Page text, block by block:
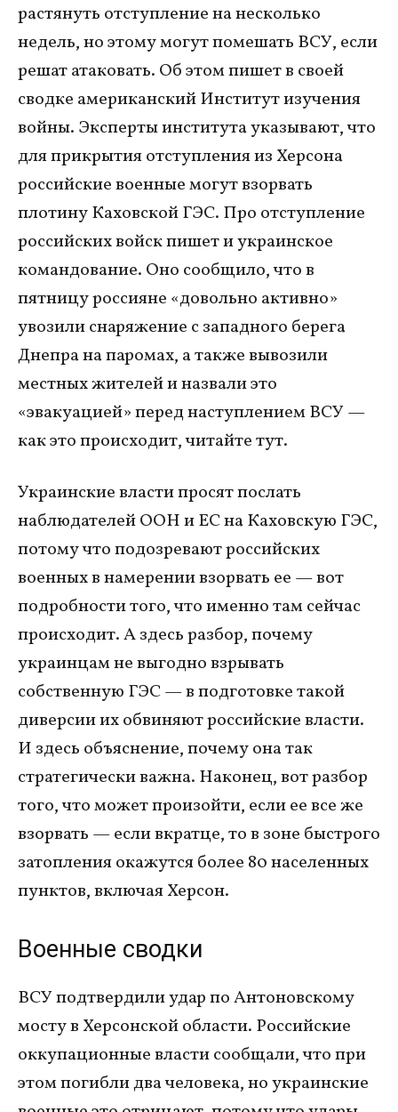
растянуть отступление на несколько
недель, но этому могут помешать ВСУ, если
решат атаковать. Об этом пишет в своей
сводке американский Институт изучения
войны. Эксперты института указывают, что
для прикрытия отступления из Херсона
российские военные могут взорвать
плотину Каховской ГЭС. Про отступление
российских войск пишет и украинское
командование. Оно сообщило, что в
пятницу россияне «довольно активно»
увозили снаряжение с западного берега
Днепра на паромах, а также вывозили
местных жителей и назвали это
«эвакуацией» перед наступлением ВСУ —
как это происходит, читайте тут.
Украинские власти просят послать
наблюдателей ООН и ЕС на Каховскую ГЭС,
потому что подозревают российских
военных в намерении взорвать ее — вот
подробности того, что именно там сейчас
происходит. А здесь разбор, почему
украинцам не выгодно взрывать
собственную ГЭС — в подготовке такой
диверсии их обвиняют российские власти.
И здесь объяснение, почему она так
стратегически важна. Наконец, вот разбор
того, что может произойти, если ее все же
взорвать — если вкратце, то в зоне быстрого
затопления окажутся более 80 населенных
пунктов, включая Херсон.
Военные сводки
ВСУ подтвердили удар по Антоновскому
мосту в Херсонской области. Российские
оккупационные власти сообщали, что при
этом погибли два человека, но украинские